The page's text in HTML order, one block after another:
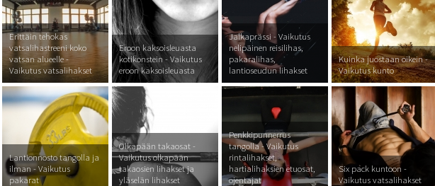
Erittäin tehokas
vatsalihastreeni koko
vatsan alueelle -
Vaikutus vatsalihakset
Eroon kaksoisleuasta
kotikonstein - Vaikutus
eroon kaksoisleuasta
Jalkaprässi - Vaikutus
nelipäinen reisilihas,
pakaralihas,
lantioseudun lihakset
Kuinka juostaan oikein -
Vaikutus kunto
Lantionnosto tangolla ja
ilman - Vaikutus
pakarat
Olkapään takaosat -
Vaikutus olkapään
takaosien lihakset ja
yläselän lihakset
Penkkipunnerrus
tangolla - Vaikutus
rintalihakset,
hartialihaksien etuosat,
ojentajat
Six pack kuntoon -
Vaikutus vatsalihakset